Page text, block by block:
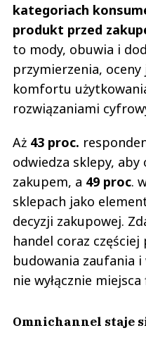
kategoriach
produkt przed
to mody, obuwia i
przymierzenia, oceny
komfortu
rozwiązaniami
Aż 43 proc.
odwiedza sklepy,
zakupem, a 49 proc.
sklepach jako
decyzji zakupowej.
handel coraz częściej
budowania zaufania
nie wyłącznie
Omnichannel staje